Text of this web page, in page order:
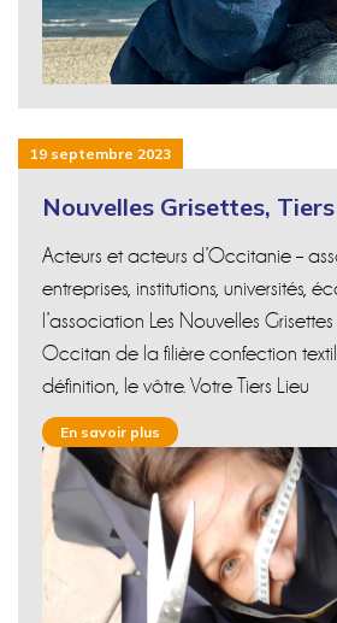
Nouvelles Grisettes,
19 septembre 2023
Acteurs et acteurs d’Occitanie –
entreprises, institutions, universités,
l’association Les Nouvelles
Occitan de la filière confection
définition, le vôtre. Votre Tiers Lieu
En savoir plus